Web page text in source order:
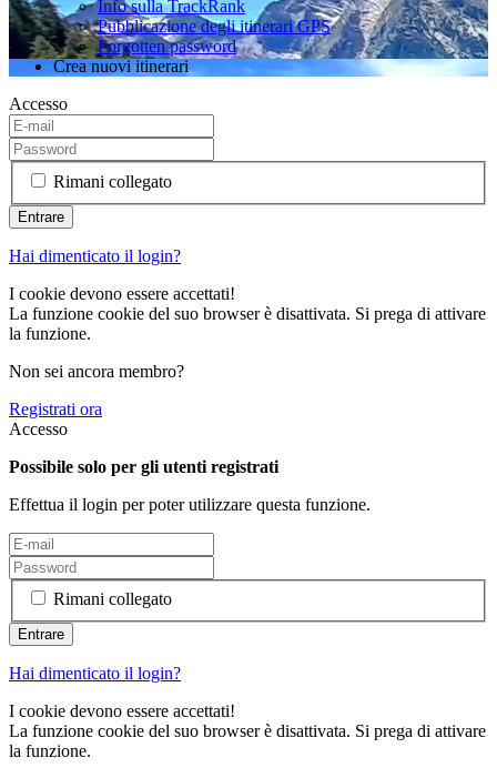
Info sulla TrackRank
Pubblicazione degli itinerari GPS
Forgotten password
Crea nuovi itinerari
Accesso
Rimani collegato
Hai dimenticato il login?
I cookie devono essere accettati!
La funzione cookie del suo browser è disattivata. Si prega di attivare
la funzione.
Non sei ancora membro?
Registrati ora
Accesso
Possibile solo per gli utenti registrati
Effettua il login per poter utilizzare questa funzione.
Rimani collegato
Hai dimenticato il login?
I cookie devono essere accettati!
La funzione cookie del suo browser è disattivata. Si prega di attivare
la funzione.